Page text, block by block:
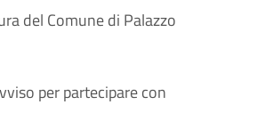
del Comune di Palazzo
per partecipare con